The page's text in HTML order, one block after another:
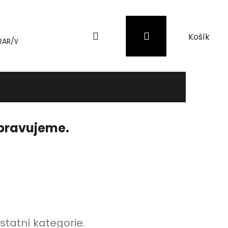
WinRAR Záložní zdroje (UPS) a přepěťové
PřihlášeníNákupní
košík
kategorie.